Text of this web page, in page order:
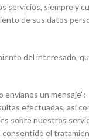
servicios, siempre y
de sus datos
del interesado,
envíanos un mensaje”:
efectuadas, así
sobre nuestros
consentido el